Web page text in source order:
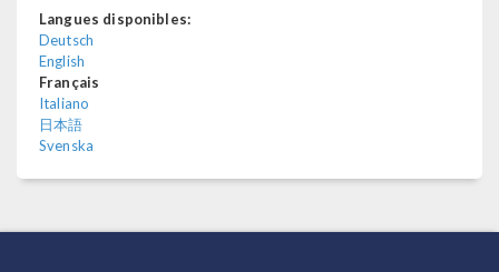
Langues disponibles:
Deutsch
English
Français
Italiano
日本語
Svenska